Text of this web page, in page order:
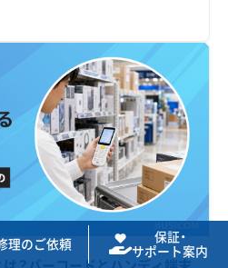
理のご依頼
保証・
サポート案内